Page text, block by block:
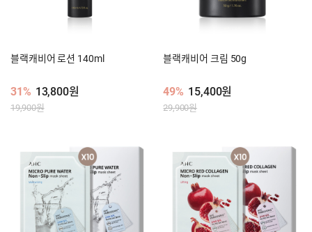
블랙캐비어 로션 140ml
31% 13,800원
19,900원
블랙캐비어 크림 50g
49% 15,400원
29,900원